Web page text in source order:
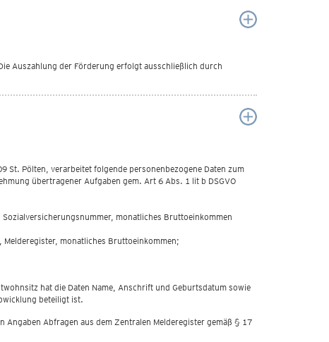
Auszahlung der Förderung erfolgt ausschließlich durch
St. Pölten, verarbeitet folgende personenbezogene Daten zum
übertragener Aufgaben gem. Art 6 Abs. 1 lit b DSGVO
monatliches Bruttoeinkommen
monatliches Bruttoeinkommen;
hat die Daten Name, Anschrift und Geburtsdatum sowie
beteiligt ist.
Abfragen aus dem Zentralen Melderegister gemäß § 17